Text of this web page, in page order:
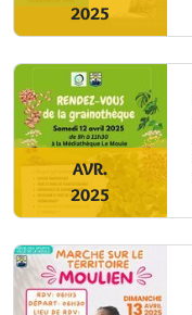
2025
AVR.
2025